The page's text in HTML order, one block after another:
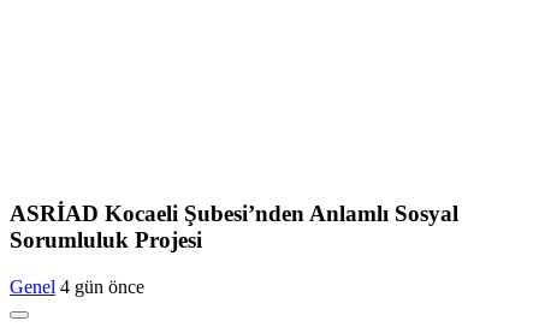
ASRİAD Kocaeli Şubesi’nden Anlamlı Sosyal
Sorumluluk Projesi
Genel 4 gün önce